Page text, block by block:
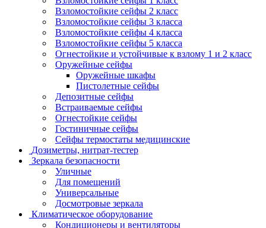
Взломостойкие сейфы 2 класс
Взломостойкие сейфы 3 класса
Взломостойкие сейфы 4 класса
Взломостойкие сейфы 5 класса
Огнестойкие и устойчивые к взлому 1 и 2 класс
Оружейные сейфы
Оружейные шкафы
Пистолетные сейфы
Депозитные сейфы
Встраиваемые сейфы
Огнестойкие сейфы
Гостиничные сейфы
Сейфы термостаты медицинские
Дозиметры, нитрат-тестер
Зеркала безопасности
Уличные
Для помещений
Универсальные
Досмотровые зеркала
Климатическое оборудование
Кондиционеры и вентиляторы